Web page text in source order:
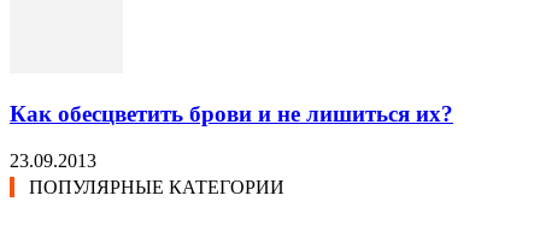
Как обесцветить брови и не лишиться их?
23.09.2013
ПОПУЛЯРНЫЕ КАТЕГОРИИ